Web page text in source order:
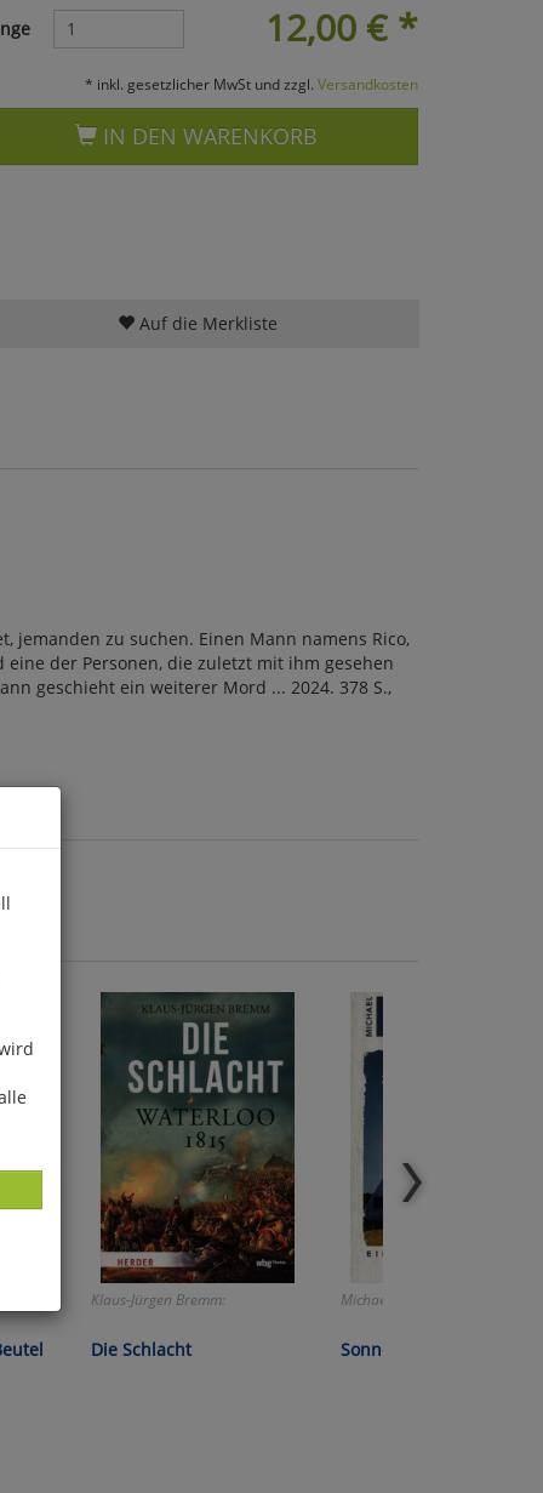
12,00 €*
* inkl. gesetzlicher MwSt und zzgl. Versandkosten
IN DEN WARENKORB
Auf die Merkliste
jemanden zu suchen. Einen Mann namens Rico,
der Personen, die zuletzt mit ihm gesehen
geschieht ein weiterer Mord ... 2024. 378 S.,
Klaus-Jürgen Bremm:
Die Schlacht
Michael Kobr:
Sonne über Gudhjem